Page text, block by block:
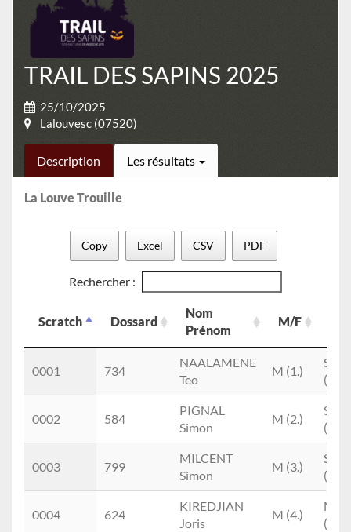
TRAIL DES SAPINS 2025
25/10/2025
Lalouvesc (07520)
Description Les résultats
La Louve Trouille
Copy Excel CSV PDF
Rechercher :
Scratch Dossard
Nom
Prénom
M/F
Nom
Prénom
0001
734
NAALAMENE
Teo
M (1.)
SEM
(1.)
0002 584
PIGNAL
Simon
M (2.)
SEM
(2.)
0003 799
MILCENT
Simon
M (3.)
SEM
(3.)
0004 624
KIREDJIAN
Joris
M (4.)
(1.)